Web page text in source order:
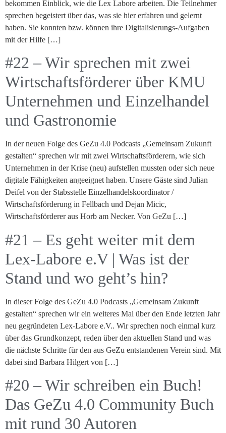
bekommen Einblick, wie die Lex Labore arbeiten. Die Teilnehmer
sprechen begeistert über das, was sie hier erfahren und gelernt
haben. Sie konnten bzw. können ihre Digitalisierungs-Aufgaben
mit der Hilfe […]
#22 – Wir sprechen mit zwei
Wirtschaftsförderer über KMU
Unternehmen und Einzelhandel
und Gastronomie
In der neuen Folge des GeZu 4.0 Podcasts „Gemeinsam Zukunft
gestalten“ sprechen wir mit zwei Wirtschaftsförderern, wie sich
Unternehmen in der Krise (neu) aufstellen mussten oder sich neue
digitale Fähigkeiten angeeignet haben. Unsere Gäste sind Julian
Deifel von der Stabsstelle Einzelhandelskoordinator /
Wirtschaftsförderung in Fellbach und Dejan Micic,
Wirtschaftsförderer aus Horb am Necker. Von GeZu […]
#21 – Es geht weiter mit dem
Lex-Labore e.V | Was ist der
Stand und wo geht’s hin?
In dieser Folge des GeZu 4.0 Podcasts „Gemeinsam Zukunft
gestalten“ sprechen wir ein weiteres Mal über den Ende letzten Jahr
neu gegründeten Lex-Labore e.V.. Wir sprechen noch einmal kurz
über das Grundkonzept, reden über den aktuellen Stand und was
die nächste Schritte für den aus GeZu entstandenen Verein sind. Mit
dabei sind Barbara Hilgert von […]
#20 – Wir schreiben ein Buch!
Das GeZu 4.0 Community Buch
mit rund 30 Autoren